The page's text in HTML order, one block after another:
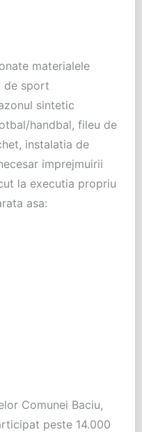
materialele
de sport
sintetic
handbal, fileu de
instalatia de
imprejmuirii
la executia propriu
asa:
Comunei Baciu,
peste 14.000